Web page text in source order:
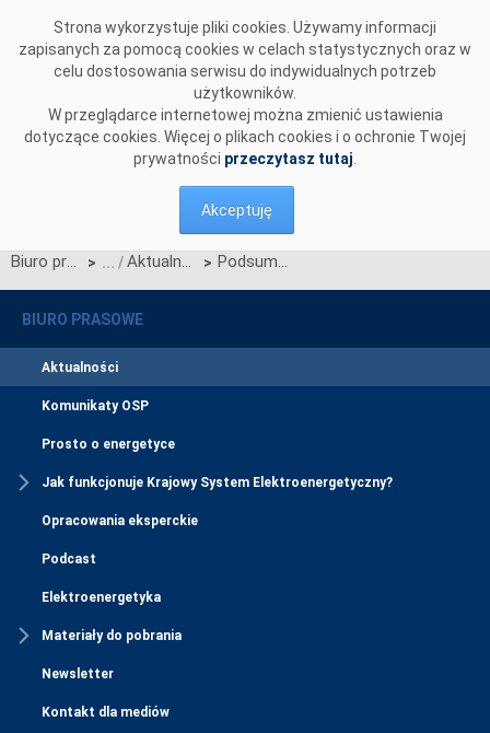
Strona wykorzystuje pliki cookies. Używamy informacji
zapisanych za pomocą cookies w celach statystycznych oraz w
celu dostosowania serwisu do indywidualnych potrzeb
użytkowników.
W przeglądarce internetowej można zmienić ustawienia
dotyczące cookies. Więcej o plikach cookies i o ochronie Twojej
prywatności przeczytasz tutaj
Akceptuję
Biuro prasowe > Aktualności > Podsumowanie działań związanych z wdrożeniem CSIRE – maj 2026
BIURO PRASOWE
Aktualności
Komunikaty OSP
Prosto o energetyce
Jak funkcjonuje Krajowy System Elektroenergetyczny?
Opracowania eksperckie
Podcast
Elektroenergetyka
Materiały do pobrania
Newsletter
Kontakt dla mediów